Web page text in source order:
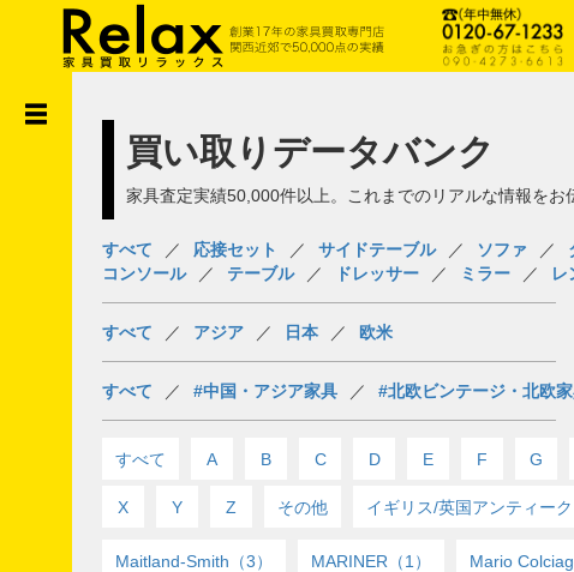
買取の流れ
買取レポート
家具コラム
リラックスの家具橋渡し
不動産業者様へ
買い取りデータバンク
家具査定実績50,000件以上。これまでのリアルな情報をお
すべて 応接セット サイドテーブル ソファ
コンソール
テーブル ドレッサー ミラー レ
すべて アジア 日本 欧米
すべて #中国・アジア家具 #北欧ビンテージ・北欧
すべて A B C D E F G
X Y Z その他 イギリス/英国アンティーク
Maitland-Smith（3） MARINER（1） Mario